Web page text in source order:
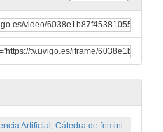
Intelixencia Artificial, Cátedra de feminismo 4.0